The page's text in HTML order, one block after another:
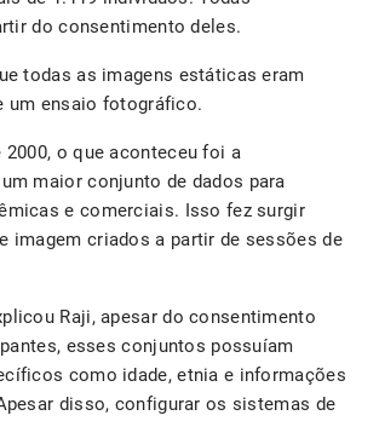
do consentimento deles.
todas as imagens estáticas eram
um ensaio fotográfico.
2000, o que aconteceu foi a
maior conjunto de dados para
e comerciais. Isso fez surgir
imagem criados a partir de sessões de
Raji, apesar do consentimento
esses conjuntos possuíam
como idade, etnia e informações
disso, configurar os sistemas de